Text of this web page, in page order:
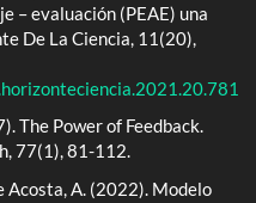
– evaluación (PEAE) una
De La Ciencia, 11(20),
The Power of Feedback.
77(1), 81-112.
Acosta, A. (2022). Modelo